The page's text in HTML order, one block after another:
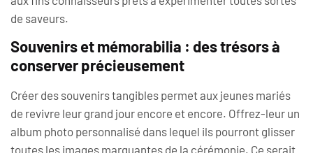
de saveurs.
Souvenirs et mémorabilia : des trésors à
conserver précieusement
Créer des souvenirs tangibles permet aux jeunes mariés
de revivre leur grand jour encore et encore. Offrez-leur un
album photo personnalisé dans lequel ils pourront glisser
toutes les images marquantes de la cérémonie. Ce serait